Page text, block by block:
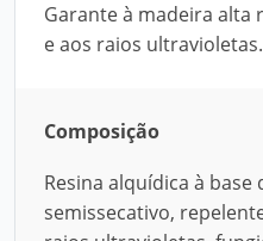
Garante à madeira alta
e aos raios ultravioletas.
Composição
Resina alquídica à base
semissecativo,